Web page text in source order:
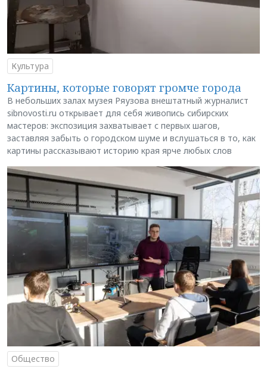
Культура
Картины, которые говорят громче города
В небольших залах музея Ряузова внештатный журналист
sibnovosti.ru открывает для себя живопись сибирских
мастеров: экспозиция захватывает с первых шагов,
заставляя забыть о городском шуме и вслушаться в то, как
картины рассказывают историю края ярче любых слов
Общество